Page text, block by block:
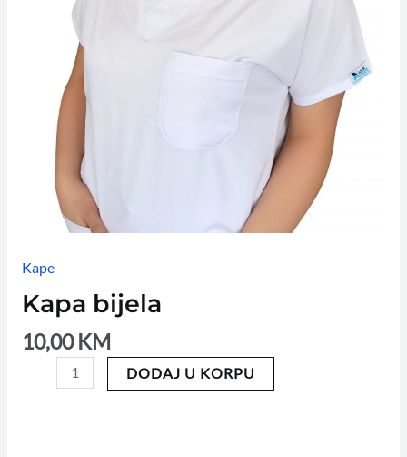
Kape
Kapa bijela
10,00KM
DODAJ U KORPU